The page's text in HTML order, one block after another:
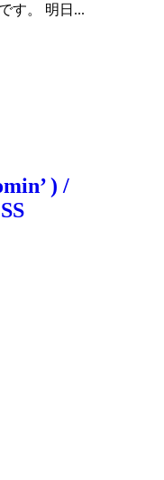
す。 明日...
) /